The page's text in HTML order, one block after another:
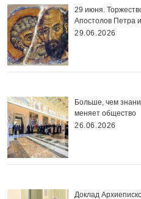
29 июня.
Апостолов Петра
29.06.2026
Больше, чем
меняет общество
26.06.2026
Доклад